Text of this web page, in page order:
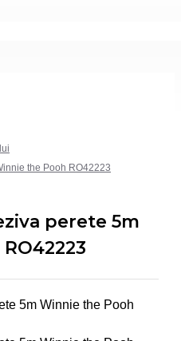
the Pooh RO42223
perete 5m